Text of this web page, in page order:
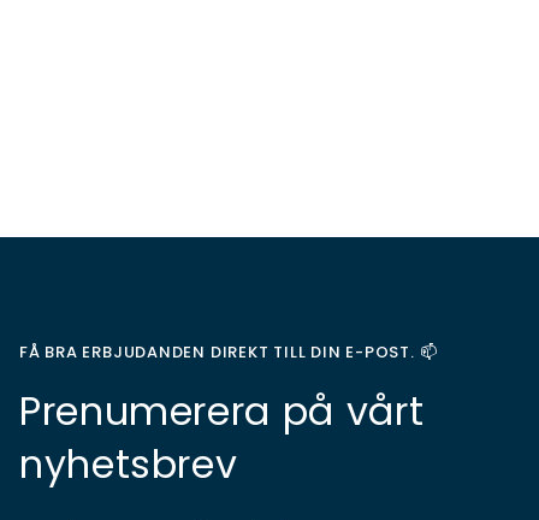
FÅ BRA ERBJUDANDEN DIREKT TILL DIN E-POST. 📫
Prenumerera på vårt
nyhetsbrev